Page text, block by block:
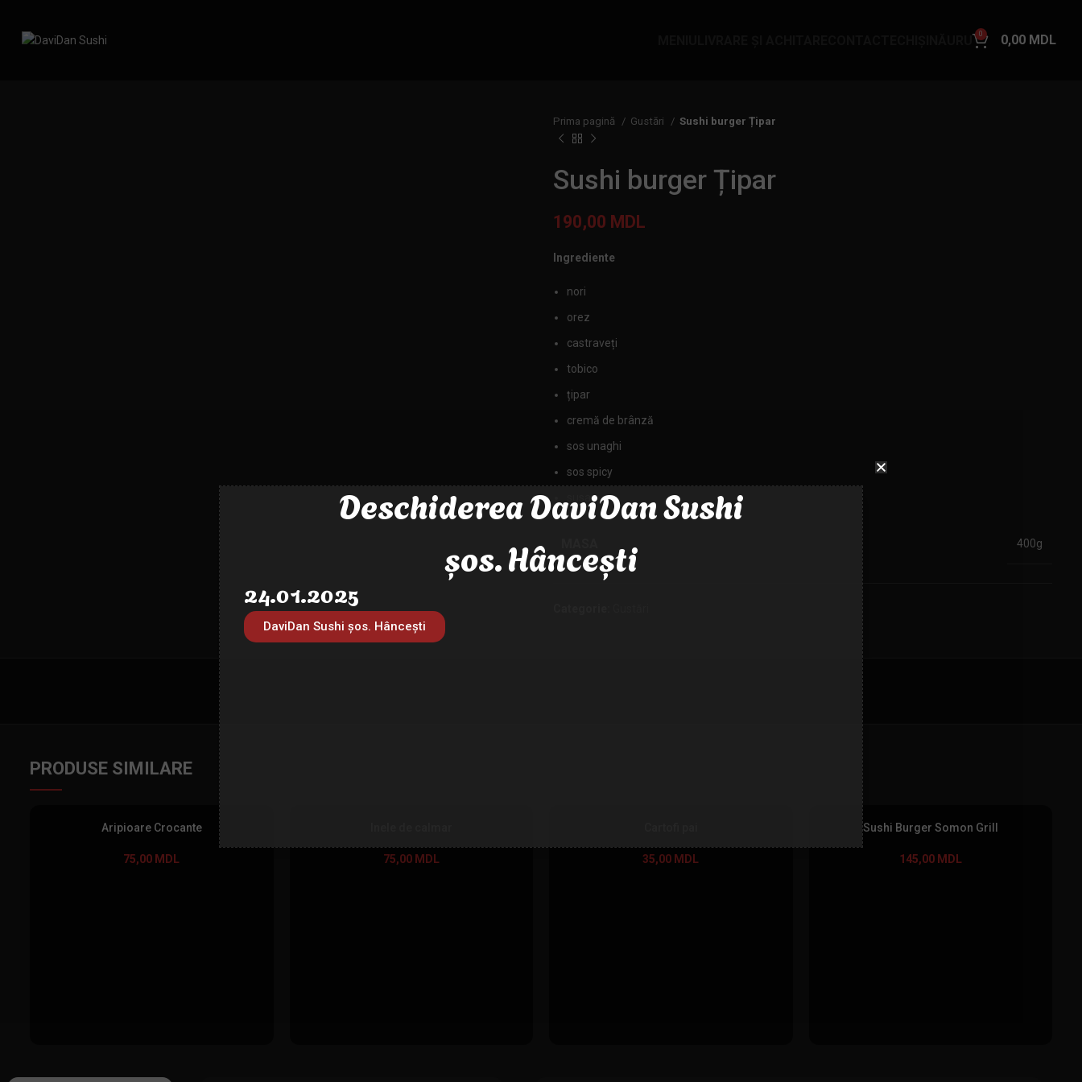
0 0,00 MDL
Prima pagină Gustări Sushi burger Țipar
Sushi burger Țipar
190,00 MDL
Ingrediente
nori
orez
castraveți
tobico
țipar
cremă de brânză
sos unaghi
sos spicy
susan
400g
PRODUSE SIMILARE
Aripioare Crocante
75,00 MDL 75,00 MDL 35,00 MDL
Sushi Burger Somon Grill
145,00 MDL
Deschiderea DaviDan Sushi
șos. Hâncești
24.01.2025
DaviDan Sushi șos. Hâncești